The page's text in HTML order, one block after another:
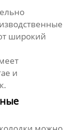
широкий
и